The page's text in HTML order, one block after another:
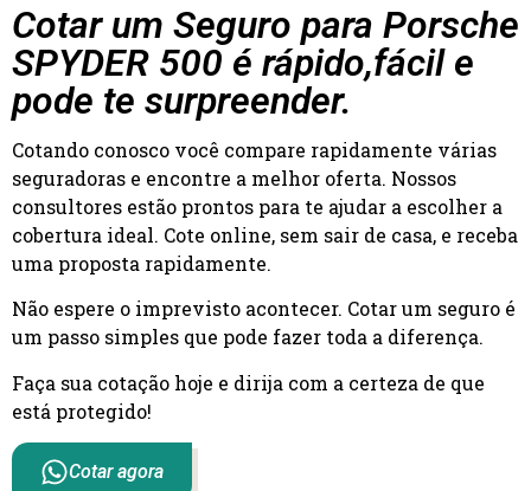
Cotar um Seguro para Porsche
SPYDER 500 é rápido,fácil e
pode te surpreender.
Cotando conosco você compare rapidamente várias
seguradoras e encontre a melhor oferta. Nossos
consultores estão prontos para te ajudar a escolher a
cobertura ideal. Cote online, sem sair de casa, e receba
uma proposta rapidamente.
Não espere o imprevisto acontecer. Cotar um seguro é
um passo simples que pode fazer toda a diferença.
Faça sua cotação hoje e dirija com a certeza de que
está protegido!
Cotar agora